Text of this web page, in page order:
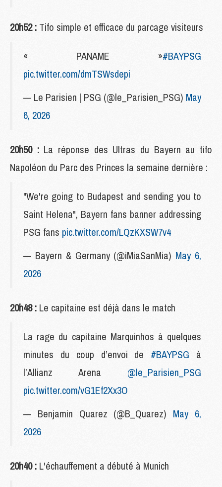
20h52 : Tifo simple et efficace du parcage visiteurs
« PANAME »#BAYPSG
pic.twitter.com/dmTSWsdepi
— Le Parisien | PSG (@le_Parisien_PSG) May
6, 2026
20h50 : La réponse des Ultras du Bayern au tifo
Napoléon du Parc des Princes la semaine dernière :
"We're going to Budapest and sending you to
Saint Helena", Bayern fans banner addressing
PSG fans pic.twitter.com/LQzKXSW7v4
— Bayern & Germany (@iMiaSanMia) May 6,
2026
20h48 : Le capitaine est déjà dans le match
La rage du capitaine Marquinhos à quelques
minutes du coup d’envoi de #BAYPSG à
l’Allianz Arena @le_Parisien_PSG
pic.twitter.com/vG1Ef2Xx3O
— Benjamin Quarez (@B_Quarez) May 6,
2026
20h40 : L'échauffement a débuté à Munich